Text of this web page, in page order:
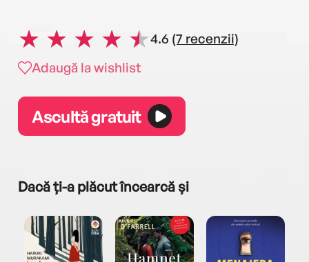
4.6 (7 recenzii)
Adaugă la wishlist
Ascultă gratuit
Dacă ți-a plăcut încearcă și